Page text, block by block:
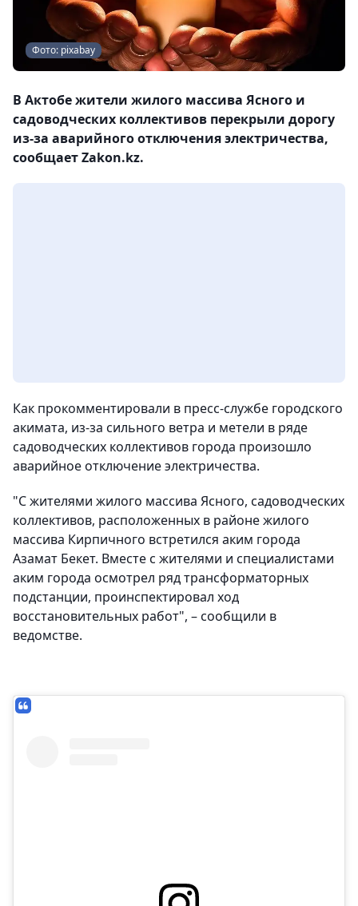
Фото: pixabay
В Актобе жители жилого массива Ясного и
садоводческих коллективов перекрыли дорогу
из-за аварийного отключения электричества,
сообщает Zakon.kz.
Как прокомментировали в пресс-службе городского
акимата, из-за сильного ветра и метели в ряде
садоводческих коллективов города произошло
аварийное отключение электричества.
"С жителями жилого массива Ясного, садоводческих
коллективов, расположенных в районе жилого
массива Кирпичного встретился аким города
Азамат Бекет. Вместе с жителями и специалистами
аким города осмотрел ряд трансформаторных
подстанции, проинспектировал ход
восстановительных работ", – сообщили в
ведомстве.